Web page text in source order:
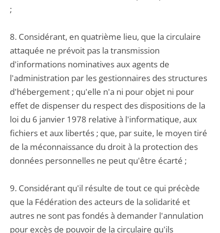
;
8. Considérant, en quatrième lieu, que la circulaire
attaquée ne prévoit pas la transmission
d'informations nominatives aux agents de
l'administration par les gestionnaires des structures
d'hébergement ; qu'elle n'a ni pour objet ni pour
effet de dispenser du respect des dispositions de la
loi du 6 janvier 1978 relative à l'informatique, aux
fichiers et aux libertés ; que, par suite, le moyen tiré
de la méconnaissance du droit à la protection des
données personnelles ne peut qu'être écarté ;
9. Considérant qu'il résulte de tout ce qui précède
que la Fédération des acteurs de la solidarité et
autres ne sont pas fondés à demander l'annulation
pour excès de pouvoir de la circulaire qu'ils